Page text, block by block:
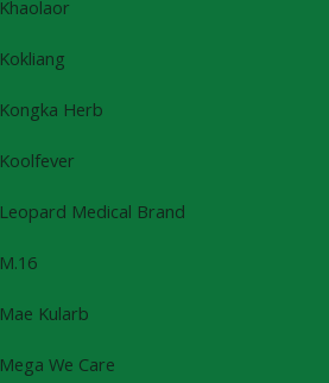
Khaolaor
Kokliang
Kongka Herb
Koolfever
Leopard Medical Brand
M.16
Mae Kularb
Mega We Care